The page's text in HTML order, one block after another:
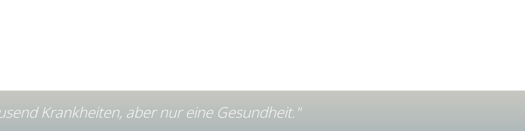
Krankheiten, aber nur eine Gesundheit."